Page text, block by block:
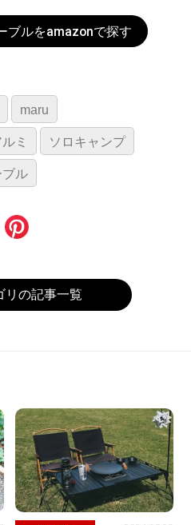
ブルをamazonで探す
maru
ミ ソロキャンプ
ブル
リの記事一覧